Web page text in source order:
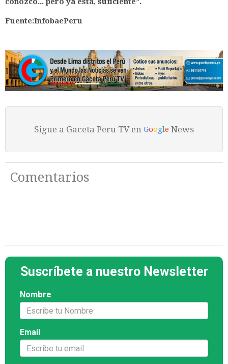
Fuente:InfobaePeru
Sigue a Gaceta Peru TV en Google News
Comentarios
Suscríbete a nuestro Newsletter
Nombre
Email